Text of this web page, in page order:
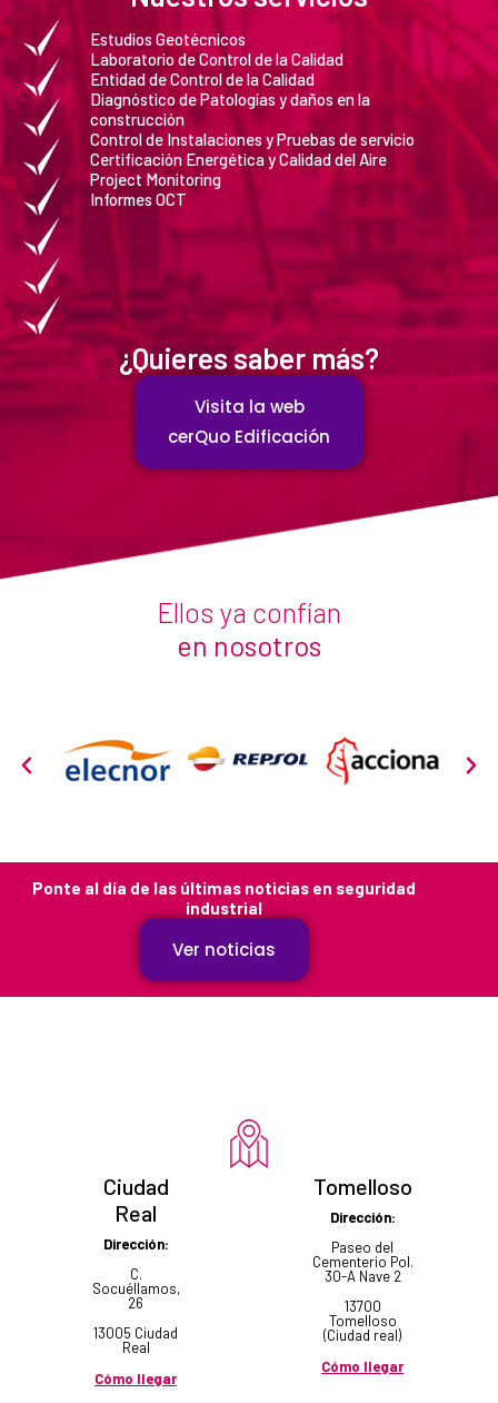
Estudios Geotécnicos
Laboratorio de Control de la Calidad
Entidad de Control de la Calidad
Diagnóstico de Patologías y daños en la
construcción
Control de Instalaciones y Pruebas de servicio
Certificación Energética y Calidad del Aire
Project Monitoring
Informes OCT
¿Quieres saber más?
Visita la web
cerQuo Edificación
Ellos ya confían
en nosotros
Ponte al día de las últimas noticias en seguridad
industrial
Ver noticias
Ciudad
Real
Dirección:
C.
Socuéllamos,
26
13005 Ciudad
Real
Cómo llegar
Tomelloso
Dirección:
Paseo del
Cementerio Pol.
30-A Nave 2
13700
Tomelloso
(Ciudad real)
Cómo llegar